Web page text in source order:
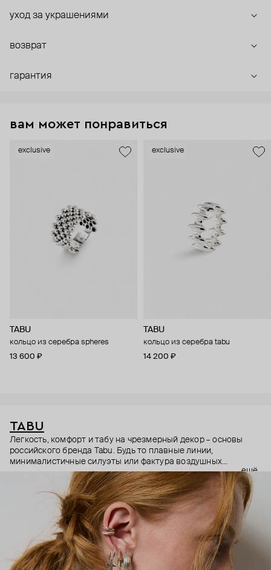
уход за украшениями
возврат
гарантия
вам может понравиться
exclusive
TABU
кольцо из серебра spheres
13 600 ₽
exclusive
TABU
кольцо из серебра tabu
14 200 ₽
TABU
Легкость, комфорт и табу на чрезмерный декор – основы
российского бренда Tabu. Будь то плавные линии,
минималистичные силуэты или фактура воздушных
пузырьков, создатели вдохновляются природой,
футуристическим искусством и, самое главное,
человеческой красотой. Редко какие украшения настолько
естественно продолжают очертания тела – Tabu это
удалось, благодаря невесомым конструкциям. Поэтому
объемные серьги не оттягивают мочку, а широкие браслеты
едва ощущаются на руке. Чистым силуэтам – чистые
материалы, поэтому Tabu используют исключительно
серебро и гипоаллергенные металлы.
ещё